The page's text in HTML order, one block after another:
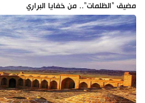
مضيق "الظلمات".. من خفايا البراري